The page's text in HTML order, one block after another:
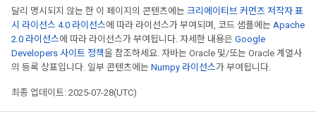
달리 명시되지 않는 한 이 페이지의 콘텐츠에는 크리에이티브 커먼즈 저작자 표
시 라이선스 4.0 라이선스에 따라 라이선스가 부여되며, 코드 샘플에는 Apache
2.0 라이선스에 따라 라이선스가 부여됩니다. 자세한 내용은 Google
Developers 사이트 정책을 참조하세요. 자바는 Oracle 및/또는 Oracle 계열사
의 등록 상표입니다. 일부 콘텐츠에는 Numpy 라이선스가 부여됩니다.
최종 업데이트: 2025-07-28(UTC)